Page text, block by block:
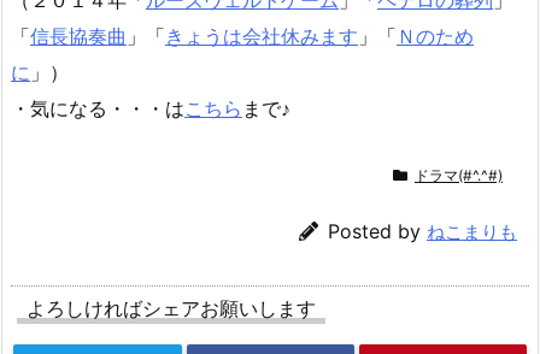
「信長協奏曲 」「きょうは会社休みます 」「 Ｎのため
に 」）
・気になる・・・はこちら まで♪
ドラマ(#^.^#)
Posted by ねこまりも
よろしければシェアお願いします